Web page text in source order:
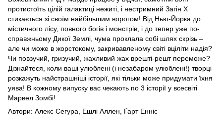
протистоїть цілій галактиці нежиті, і нестримний Загін Х
стикається зі своїм найбільшим ворогом! Від Нью-Йорка до
містичного лісу, повного богів і монстрів, і до тепер уже по-
справжньому Дикої Землі, чума проклала собі шлях скрізь –
але чи може в жорстокому, закривавленому світі вціліти надія?
Чи повзучий, гризучий, жахливий жах врешті-решт переможе?
Дізнайтеся, коли ваші улюблені (і незабаром улюблені!) творці
розкажуть найстрашніші історії, які тільки може придумати їхня
уява! В кожному випуску вас чекають по 3 історії у всесвіті
Марвел Зомбі!
Автори: Алекс Сегура, Ешлі Аллен, Ґарт Енніс